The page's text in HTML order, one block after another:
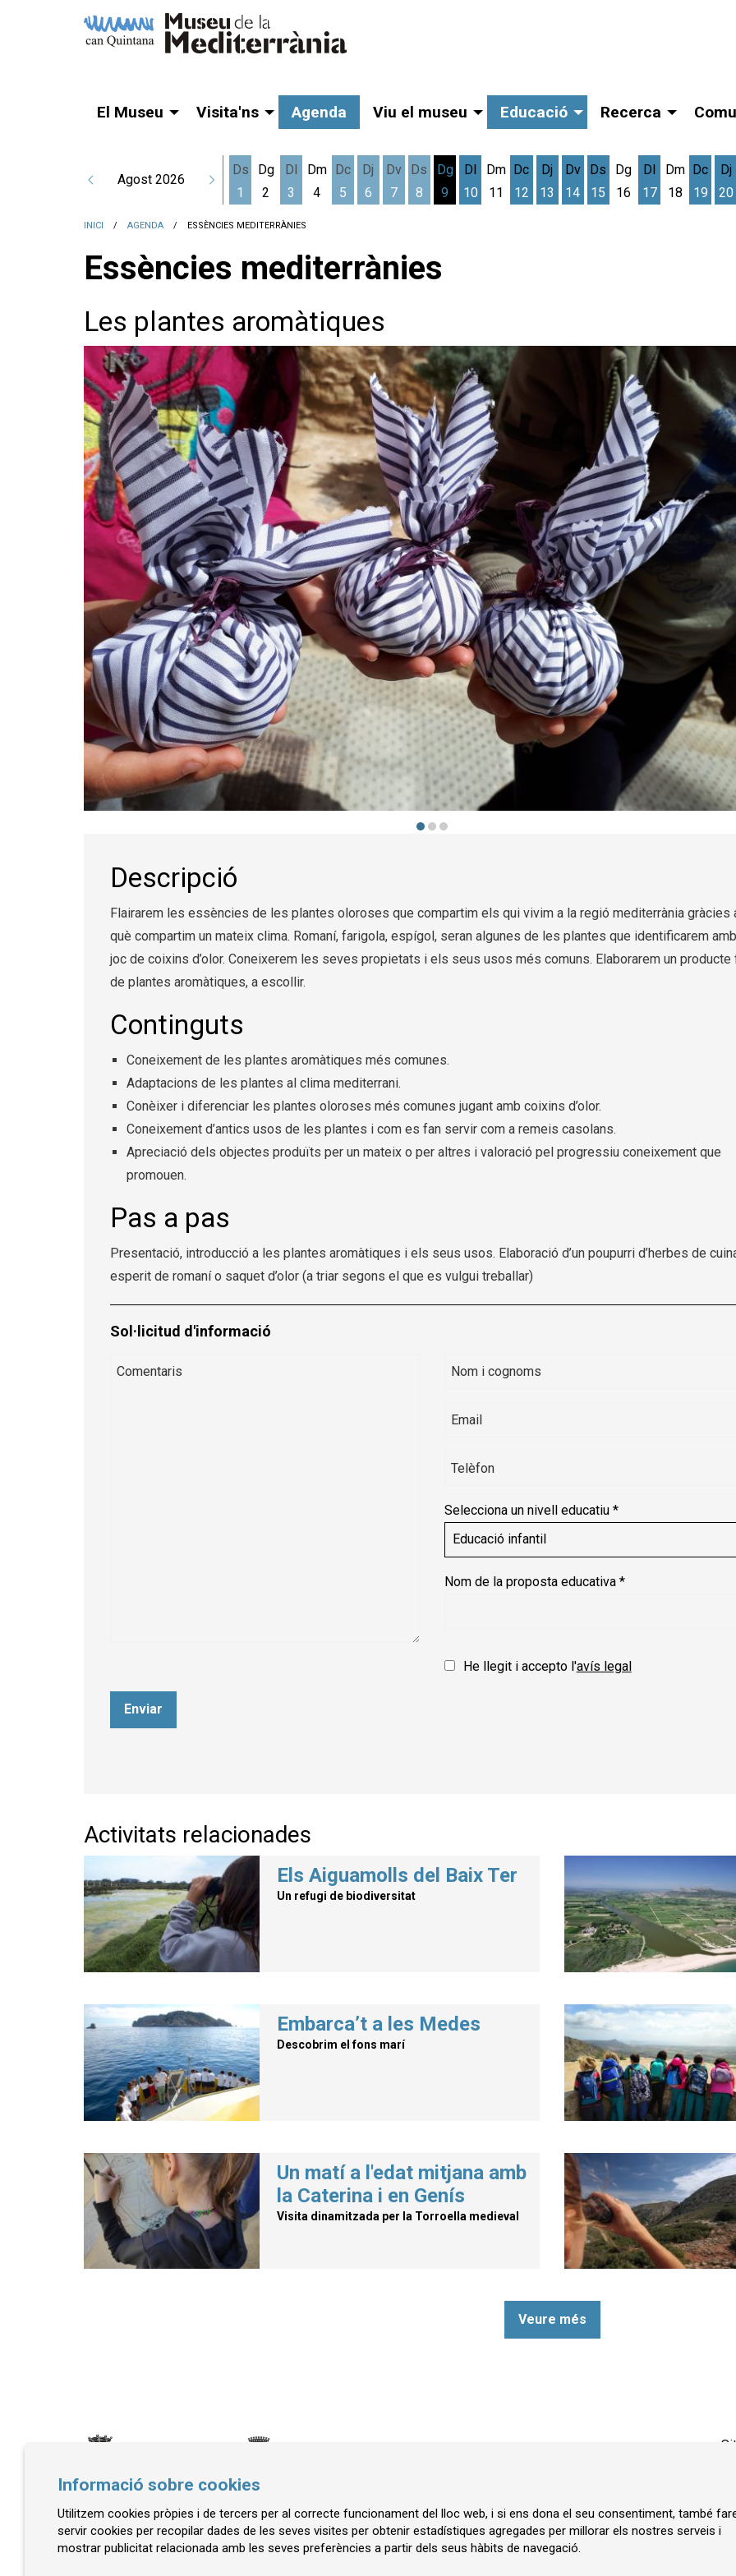
El Museu Visita'ns Agenda Viu el museu Educació Recerca
Agost 2026
Ds
1
Dg
2
Dl
3
Dm
4
Dc
5
Dj
6
Dv
7
Ds
8
Dg
9
Dl
10
Dm
11
Dc
12
Dj
13
Dv
14
Ds
15
Dg
16
Dl
17
Dm
18
Dc
19
Dj
20
INICI AGENDA ESSÈNCIES MEDITERRÀNIES
Essències mediterrànies
Les plantes aromàtiques
Descripció
Flairarem les essències de les plantes oloroses que compartim els qui vivim a la regió mediterrània gràcies
què compartim un mateix clima. Romaní, farigola, espígol, seran algunes de les plantes que identificarem
joc de coixins d’olor. Coneixerem les seves propietats i els seus usos més comuns. Elaborarem un producte
de plantes aromàtiques, a escollir.
Continguts
Coneixement de les plantes aromàtiques més comunes.
Adaptacions de les plantes al clima mediterrani.
Conèixer i diferenciar les plantes oloroses més comunes jugant amb coixins d’olor.
Coneixement d’antics usos de les plantes i com es fan servir com a remeis casolans.
Apreciació dels objectes produïts per un mateix o per altres i valoració pel progressiu coneixement que
promouen.
Pas a pas
Presentació, introducció a les plantes aromàtiques i els seus usos. Elaboració d’un poupurri d’herbes de
esperit de romaní o saquet d’olor (a triar segons el que es vulgui treballar)
Sol·licitud d'informació
Selecciona un nivell educatiu *
Nom de la proposta educativa *
He llegit i accepto l'avís legal
Enviar
Activitats relacionades
Els Aiguamolls del Baix Ter
Un refugi de biodiversitat
Embarca’t a les Medes
Descobrim el fons marí
Un matí a l'edat mitjana amb
la Caterina i en Genís
Visita dinamitzada per la Torroella medieval
Veure més
© Museu de la Mediterrània
C. d'Ullà, 27-31 | 17257 Torroella de Montgrí
Informació sobre cookies
Utilitzem cookies pròpies i de tercers per al correcte funcionament del lloc web, i si ens dona el seu consentiment, també
servir cookies per recopilar dades de les seves visites per obtenir estadístiques agregades per millorar els nostres serveis i
mostrar publicitat relacionada amb les seves preferències a partir dels seus hàbits de navegació.